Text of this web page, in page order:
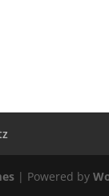
| Powered by